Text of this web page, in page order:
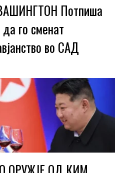
Потпиша
го сменат
во САД